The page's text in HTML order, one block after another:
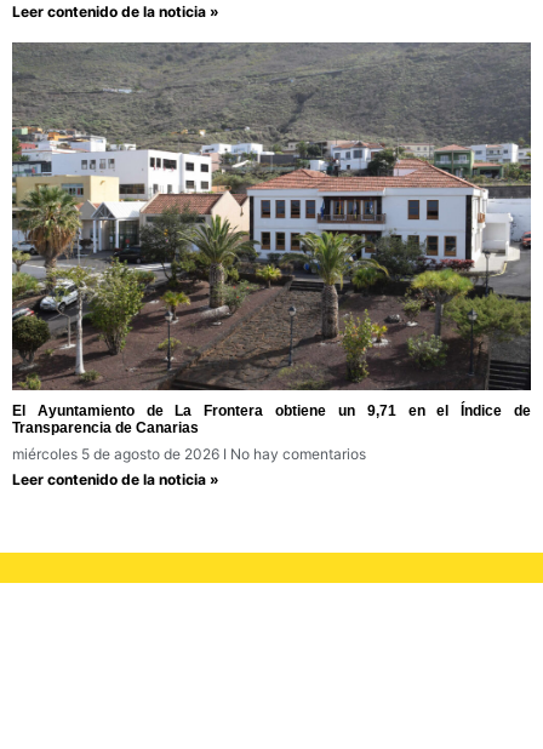
Leer contenido de la noticia »
El Ayuntamiento de La Frontera obtiene un 9,71 en el Índice de
Transparencia de Canarias
miércoles 5 de agosto de 2026
No hay comentarios
Leer contenido de la noticia »